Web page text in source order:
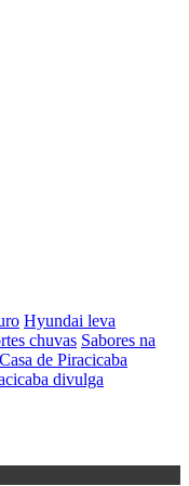
Hyundai leva
chuvas Sabores na
de Piracicaba
divulga